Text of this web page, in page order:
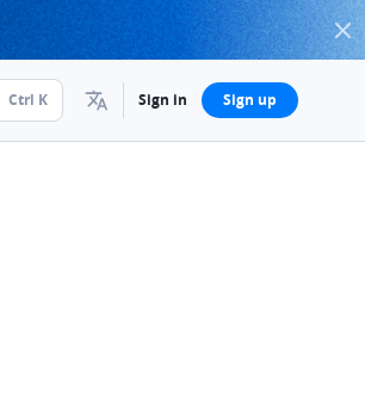
Ctrl K Sign in Sign up